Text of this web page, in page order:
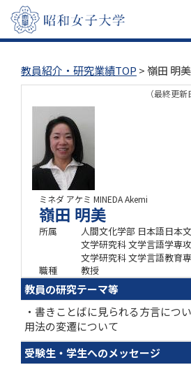
教員紹介・研究業績TOP > 嶺田 明美
（最終更
ミネダ アケミ MINEDA Akemi
嶺田 明美
所属
人間文化学部 日本語日本
文学研究科 文学言語学専
文学研究科 文学言語教育
職種
教授
教員の研究テーマ等
・書きことばに見られる方言につ
用法の変遷について
受験生・学生へのメッセージ